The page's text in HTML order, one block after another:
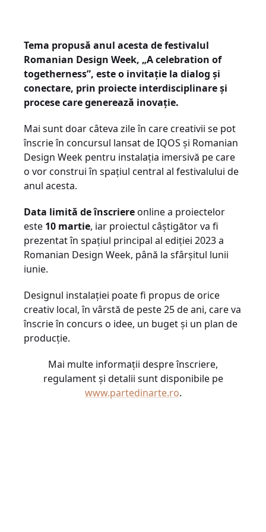
Tema propusă anul acesta de festivalul
Romanian Design Week, „A celebration of
togetherness”, este o invitație la dialog și
conectare, prin proiecte interdisciplinare și
procese care generează inovație.
Mai sunt doar câteva zile în care creativii se pot
înscrie în concursul lansat de IQOS și Romanian
Design Week pentru instalația imersivă pe care
o vor construi în spațiul central al festivalului de
anul acesta.
Data limită de înscriereonline a proiectelor
este 10 martie, iar proiectul câștigător va fi
prezentat în spațiul principal al ediției 2023 a
Romanian Design Week, până la sfârșitul lunii
iunie.
Designul instalației poate fi propus de orice
creativ local, în vârstă de peste 25 de ani, care va
înscrie în concurs o idee, un buget și un plan de
producție.
Mai multe informații despre înscriere,
regulament și detalii sunt disponibile pe
www.partedinarte.ro.